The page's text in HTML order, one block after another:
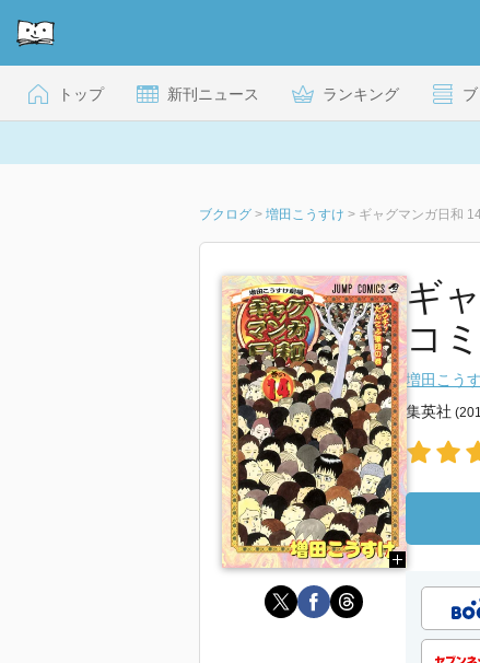
トップ 新刊ニュース ランキング
ブクログ > 増田こうすけ > ギャグマンガ日和
ギ
コ
増田こう
集英社